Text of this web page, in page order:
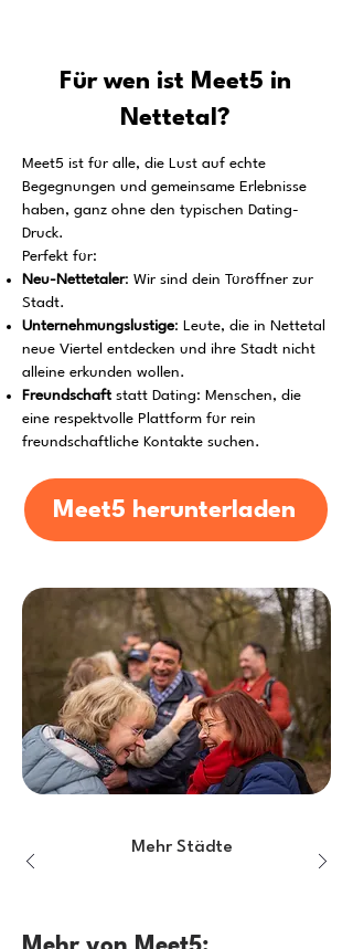
Für wen ist Meet5 in
Nettetal?
Meet5 ist für alle, die Lust auf echte
Begegnungen und gemeinsame Erlebnisse
haben, ganz ohne den typischen Dating-
Druck.
Perfekt für:
Neu-Nettetaler: Wir sind dein Türöffner zur
Stadt.
Unternehmungslustige: Leute, die in Nettetal
neue Viertel entdecken und ihre Stadt nicht
alleine erkunden wollen.
Freundschaft statt Dating: Menschen, die
eine respektvolle Plattform für rein
freundschaftliche Kontakte suchen.
Meet5 herunterladen
Mehr Städte